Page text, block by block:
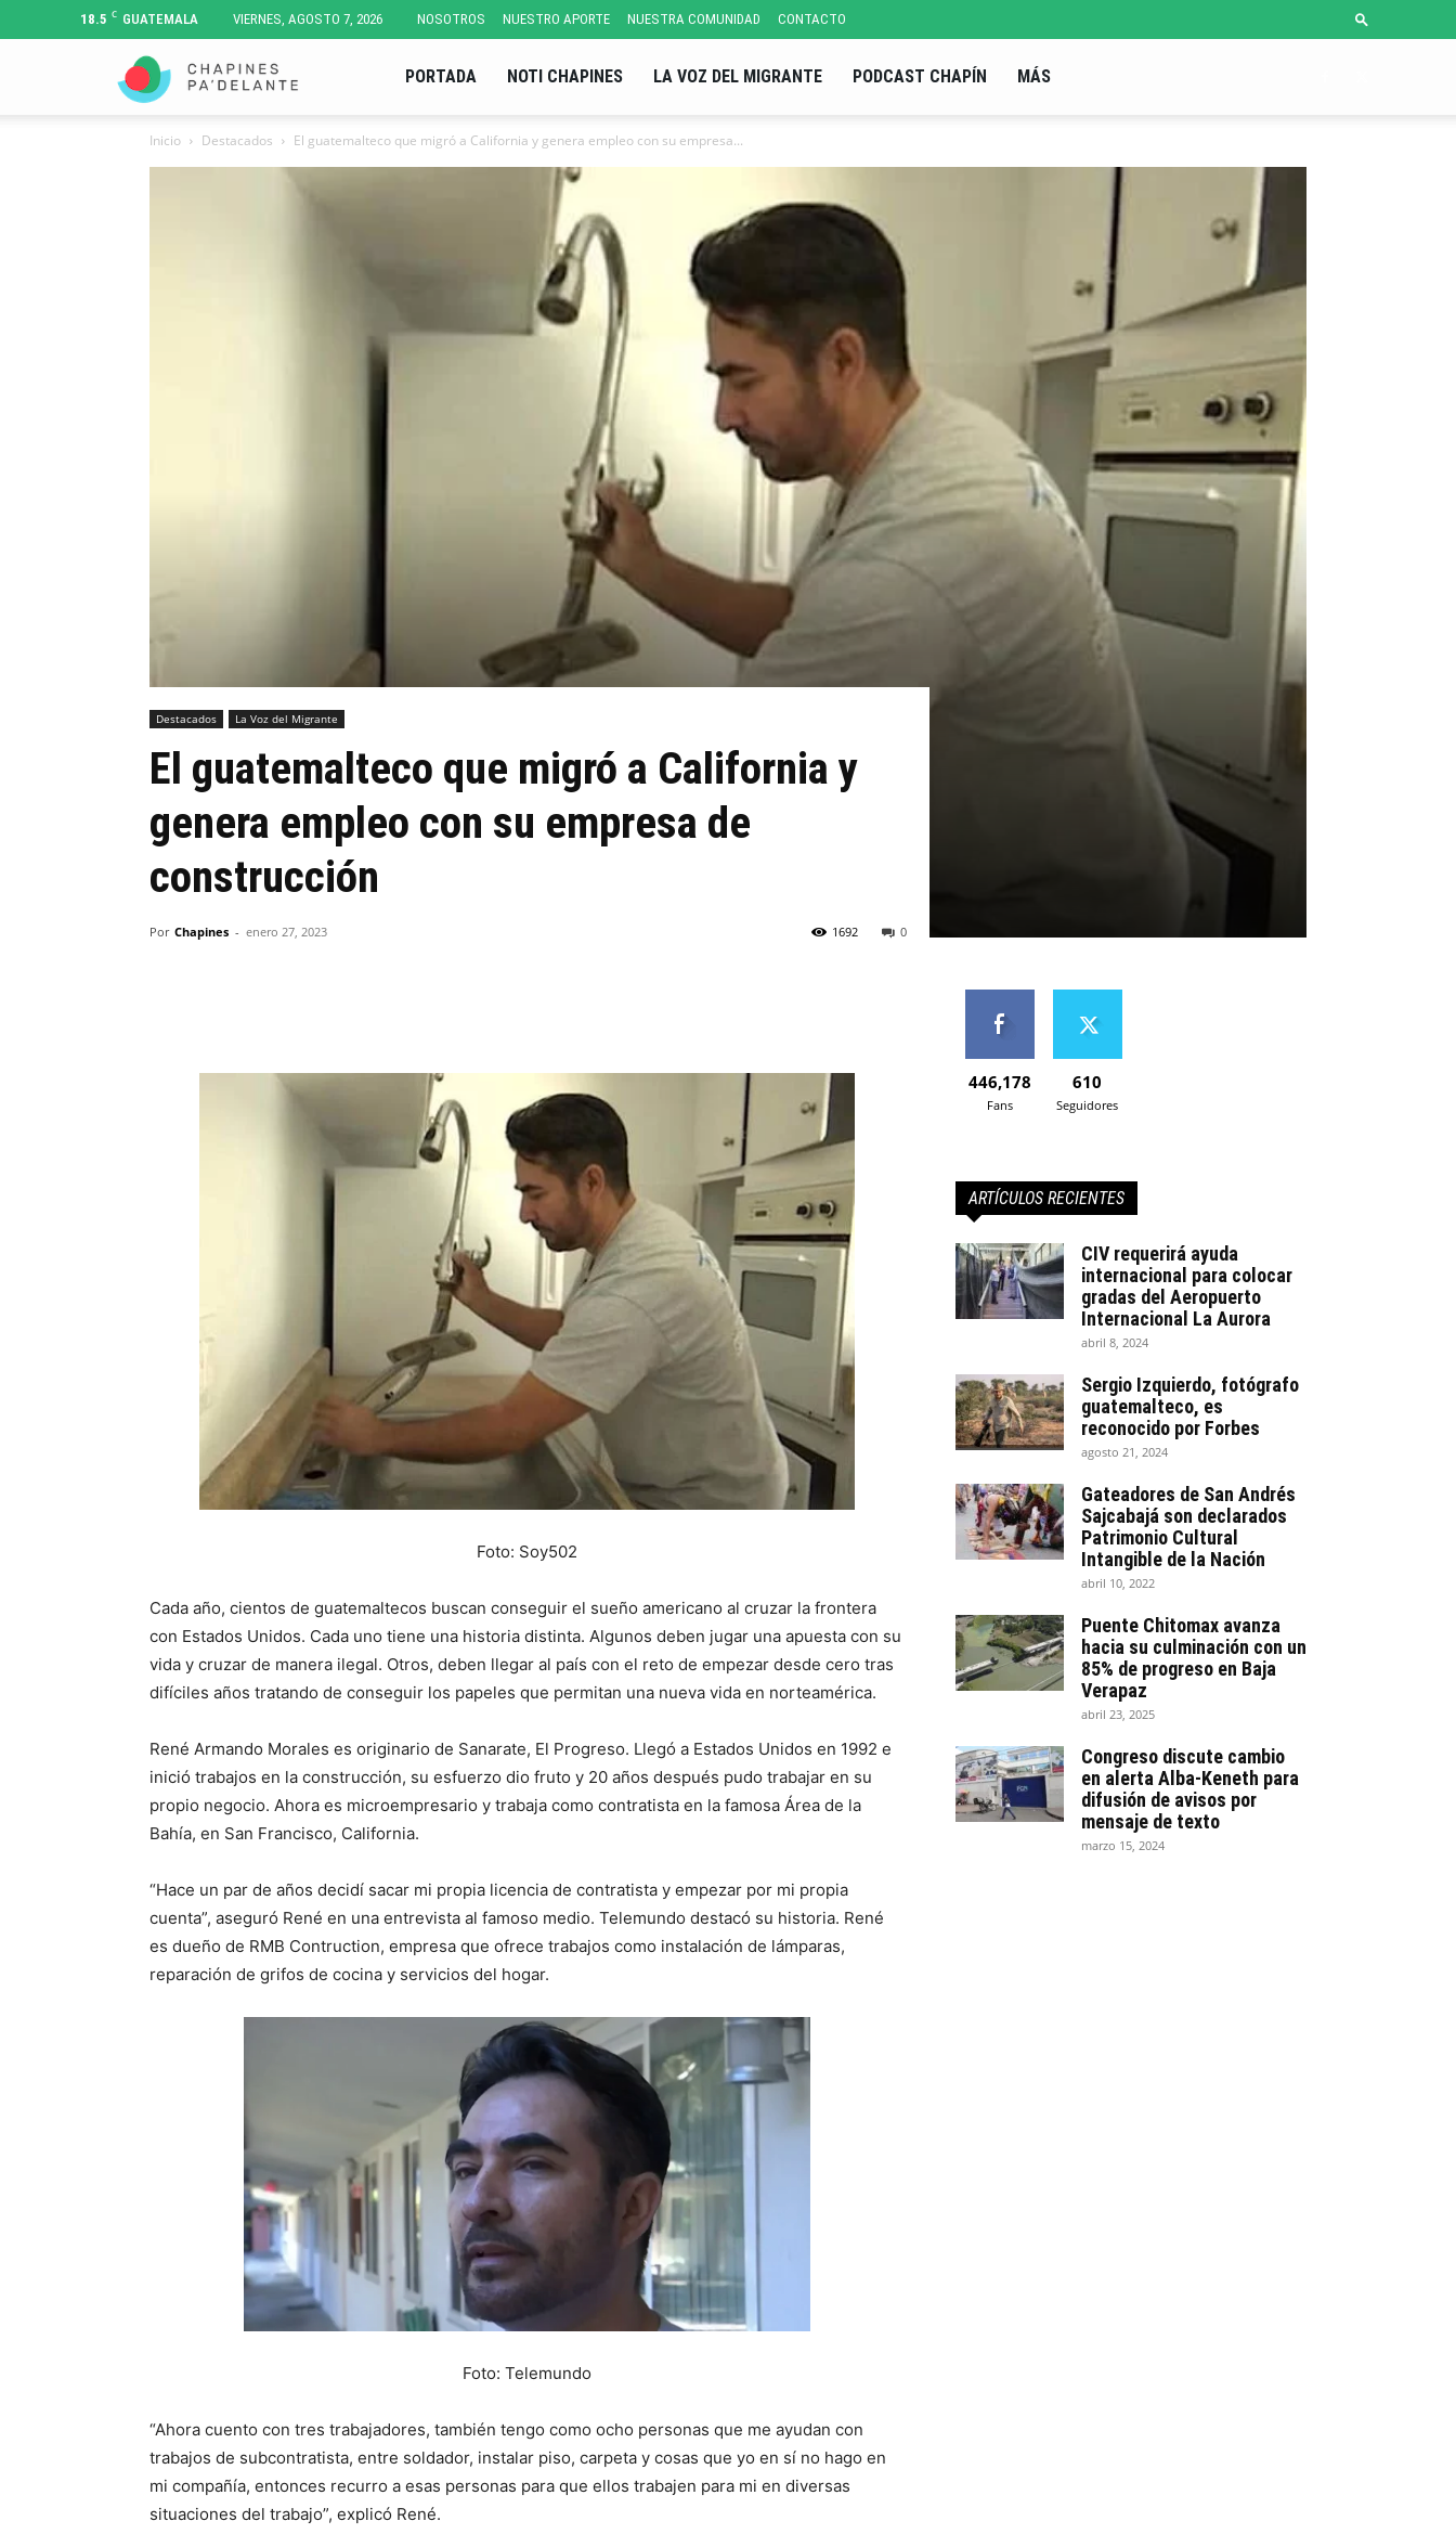
18.5 C GUATEMALA VIERNES, AGOSTO 7, 2026 NOSOTROS NUESTRO APORTE NUESTRA COMUNIDAD CONTACTO
Pa'
PORTADA NOTI CHAPINES LA VOZ DEL MIGRANTE PODCAST CHAPÍN MÁS
Inicio Destacados El guatemalteco que migró a California y genera empleo con su empresa...
Destacados La Voz del Migrante
El guatemalteco que migró a California y
genera empleo con su empresa de
construcción
Por Chapines - enero 27, 2023 0
1692
Foto: Soy502
Cada año, cientos de guatemaltecos buscan conseguir el sueño americano al cruzar la frontera
con Estados Unidos. Cada uno tiene una historia distinta. Algunos deben jugar una apuesta con su
vida y cruzar de manera ilegal. Otros, deben llegar al país con el reto de empezar desde cero tras
difíciles años tratando de conseguir los papeles que permitan una nueva vida en norteamérica.
René Armando Morales es originario de Sanarate, El Progreso. Llegó a Estados Unidos en 1992 e
inició trabajos en la construcción, su esfuerzo dio fruto y 20 años después pudo trabajar en su
propio negocio. Ahora es microempresario y trabaja como contratista en la famosa Área de la
Bahía, en San Francisco, California.
“Hace un par de años decidí sacar mi propia licencia de contratista y empezar por mi propia
cuenta”, aseguró René en una entrevista al famoso medio. Telemundo destacó su historia. René
es dueño de RMB Contruction, empresa que ofrece trabajos como instalación de lámparas,
reparación de grifos de cocina y servicios del hogar.
Foto: Telemundo
“Ahora cuento con tres trabajadores, también tengo como ocho personas que me ayudan con
trabajos de subcontratista, entre soldador, instalar piso, carpeta y cosas que yo en sí no hago en
mi compañía, entonces recurro a esas personas para que ellos trabajen para mi en diversas
situaciones del trabajo”, explicó René.
446,178
Fans
610
Seguidores
ARTÍCULOS RECIENTES
CIV requerirá ayuda
internacional para colocar
gradas del Aeropuerto
Internacional La Aurora
abril 8, 2024
Sergio Izquierdo, fotógrafo
guatemalteco, es
reconocido por Forbes
agosto 21, 2024
Gateadores de San Andrés
Sajcabajá son declarados
Patrimonio Cultural
Intangible de la Nación
abril 10, 2022
Puente Chitomax avanza
hacia su culminación con un
85% de progreso en Baja
Verapaz
abril 23, 2025
Congreso discute cambio
en alerta Alba-Keneth para
difusión de avisos por
mensaje de texto
marzo 15, 2024